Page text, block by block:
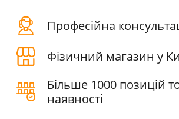
Професійна
Фізичний магазин у
Більше 1000 позицій
наявності